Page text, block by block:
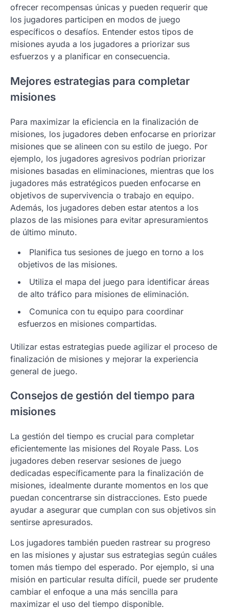
ofrecer recompensas únicas y pueden requerir que
los jugadores participen en modos de juego
específicos o desafíos. Entender estos tipos de
misiones ayuda a los jugadores a priorizar sus
esfuerzos y a planificar en consecuencia.
Mejores estrategias para completar
misiones
Para maximizar la eficiencia en la finalización de
misiones, los jugadores deben enfocarse en priorizar
misiones que se alineen con su estilo de juego. Por
ejemplo, los jugadores agresivos podrían priorizar
misiones basadas en eliminaciones, mientras que los
jugadores más estratégicos pueden enfocarse en
objetivos de supervivencia o trabajo en equipo.
Además, los jugadores deben estar atentos a los
plazos de las misiones para evitar apresuramientos
de último minuto.
Planifica tus sesiones de juego en torno a los
objetivos de las misiones.
Utiliza el mapa del juego para identificar áreas
de alto tráfico para misiones de eliminación.
Comunica con tu equipo para coordinar
esfuerzos en misiones compartidas.
Utilizar estas estrategias puede agilizar el proceso de
finalización de misiones y mejorar la experiencia
general de juego.
Consejos de gestión del tiempo para
misiones
La gestión del tiempo es crucial para completar
eficientemente las misiones del Royale Pass. Los
jugadores deben reservar sesiones de juego
dedicadas específicamente para la finalización de
misiones, idealmente durante momentos en los que
puedan concentrarse sin distracciones. Esto puede
ayudar a asegurar que cumplan con sus objetivos sin
sentirse apresurados.
Los jugadores también pueden rastrear su progreso
en las misiones y ajustar sus estrategias según cuáles
tomen más tiempo del esperado. Por ejemplo, si una
misión en particular resulta difícil, puede ser prudente
cambiar el enfoque a una más sencilla para
maximizar el uso del tiempo disponible.